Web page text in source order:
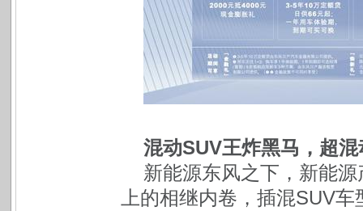
混动SUV王炸黑马，超
新能源东风之下，新能
上的相继内卷，插混SUV